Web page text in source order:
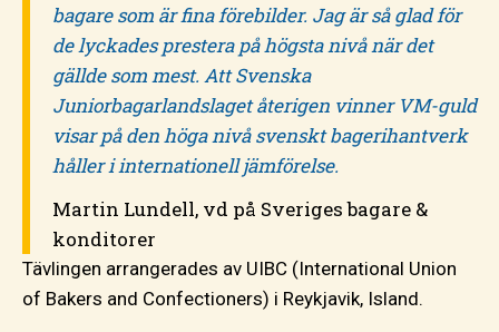
bagare som är fina förebilder. Jag är så glad för
de lyckades prestera på högsta nivå när det
gällde som mest. Att Svenska
Juniorbagarlandslaget återigen vinner VM-guld
visar på den höga nivå svenskt bagerihantverk
håller i internationell jämförelse.
Martin Lundell, vd på Sveriges bagare &
konditorer
Tävlingen arrangerades av UIBC (International Union
of Bakers and Confectioners) i Reykjavik, Island.